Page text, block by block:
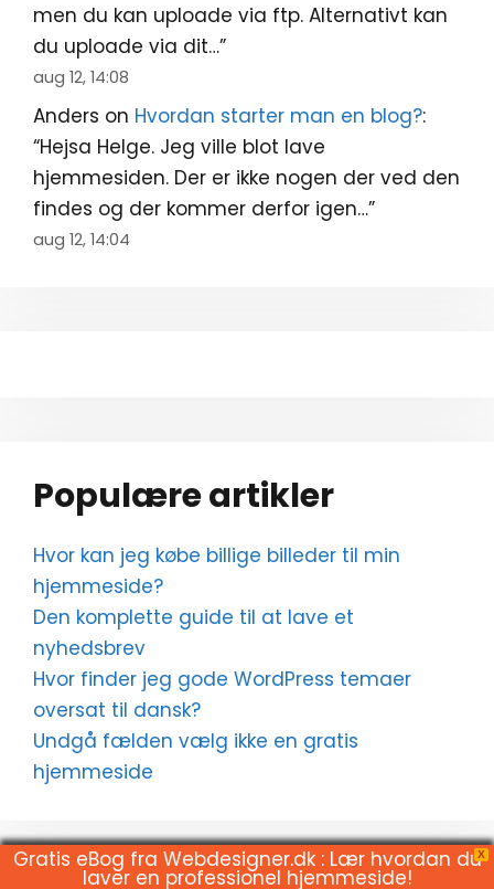
men du kan uploade via ftp. Alternativt kan
du uploade via dit…”
aug 12, 14:08
Anders on Hvordan starter man en blog?:
“Hejsa Helge. Jeg ville blot lave
hjemmesiden. Der er ikke nogen der ved den
findes og der kommer derfor igen…”
aug 12, 14:04
Populære artikler
Hvor kan jeg købe billige billeder til min
hjemmeside?
Den komplette guide til at lave et
nyhedsbrev
Hvor finder jeg gode WordPress temaer
oversat til dansk?
Undgå fælden vælg ikke en gratis
hjemmeside
X
Gratis eBog fra Webdesigner.dk : Lær hvordan du
laver en professionel hjemmeside!